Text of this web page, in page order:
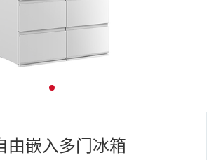
由嵌入多门冰箱